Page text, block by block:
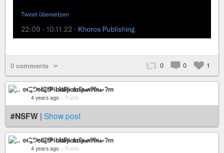
0 0 1
0 comments
.. ᘛ⁐̤ᕐᐷ bitPickup mʕ•ﻌ•ʔm
4 years ago – Public
#NSFW | Show post
.. ᘛ⁐̤ᕐᐷ bitPickup mʕ•ﻌ•ʔm
4 years ago – Public